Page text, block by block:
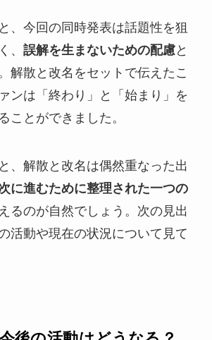
、今回の同時発表は話題性を狙
、 誤解を生まないための配慮と
解散と改名をセットで伝えたこ
ンは「終わり」と「始まり」を
ことができました。
、解散と改名は偶然重なった出
に進むために整理された一つの
るのが自然でしょう。次の見出
活動や現在の状況について見て